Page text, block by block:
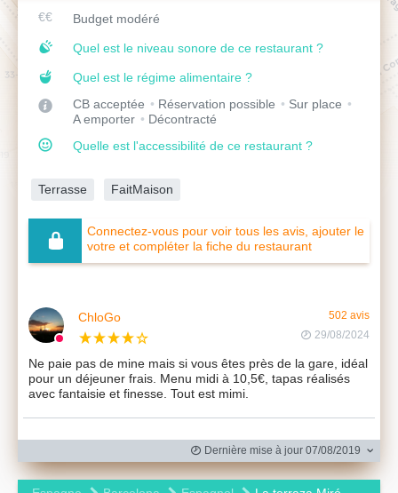
Budget modéré
Quel est le niveau sonore de ce restaurant ?
Quel est le régime alimentaire ?
CB acceptée
Réservation possible
Sur place
A emporter
Décontracté
Quelle est l'accessibilité de ce restaurant ?
Terrasse FaitMaison
Connectez-vous pour voir tous les avis, ajouter le
votre et compléter la fiche du restaurant
ChloGo
502 avis
29/08/2024
Ne paie pas de mine mais si vous êtes près de la gare, idéal
pour un déjeuner frais. Menu midi à 10,5€, tapas réalisés
avec fantaisie et finesse. Tout est mimi.
Dernière mise à jour 07/08/2019